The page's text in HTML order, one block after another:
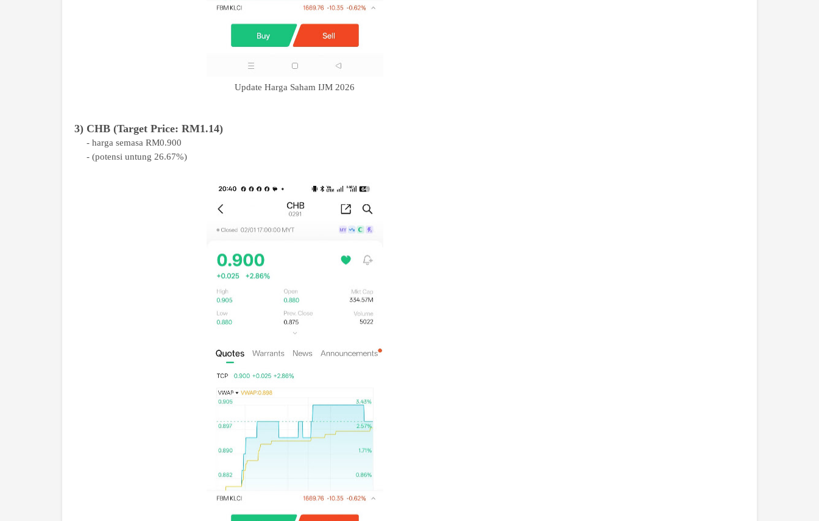
Update Harga Saham IJM 2026
3) CHB (Target Price: RM1.14)
- harga semasa RM0.900
- (potensi untung 26.67%)